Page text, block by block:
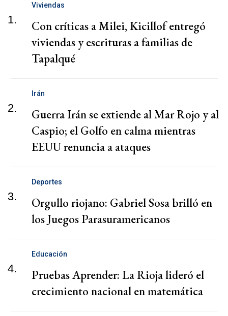
1.
Viviendas
Con críticas a Milei, Kicillof entregó
viviendas y escrituras a familias de
Tapalqué
2.
Irán
Guerra Irán se extiende al Mar Rojo y al
Caspio; el Golfo en calma mientras
EEUU renuncia a ataques
3.
Deportes
Orgullo riojano: Gabriel Sosa brilló en
los Juegos Parasuramericanos
4.
Educación
Pruebas Aprender: La Rioja lideró el
crecimiento nacional en matemática